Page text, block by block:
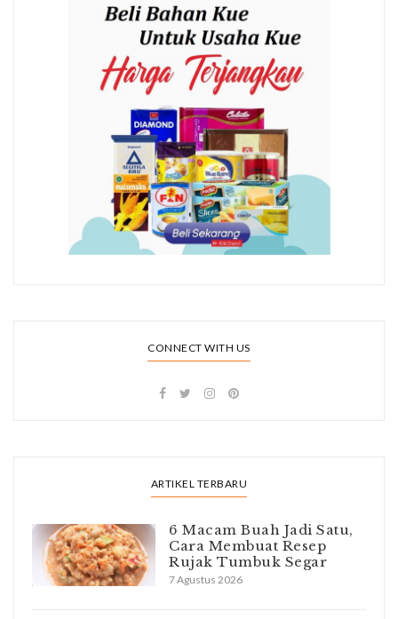
CONNECT WITH US
ARTIKEL TERBARU
6 Macam Buah Jadi Satu,
Cara Membuat Resep
Rujak Tumbuk Segar
7 Agustus 2026